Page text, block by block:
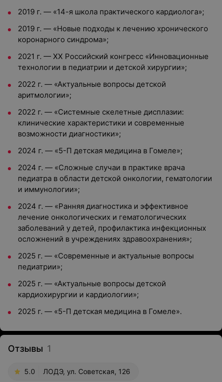
2019 г. — «14-я школа практического кардиолога»;
2019 г. — «Новые подходы к лечению хронического
коронарного синдрома»;
2021 г. — ХХ Российский конгресс «Инновационные
технологии в педиатрии и детской хирургии»;
2022 г. — «Актуальные вопросы детской
аритмологии»;
2022 г. — «Системные скелетные дисплазии:
клинические характеристики и современные
возможности диагностики»;
2024 г. — «5-П детская медицина в Гомеле»;
2024 г. — «Сложные случаи в практике врача
педиатра в области детской онкологии, гематологии
и иммунологии»;
2024 г. — «Ранняя диагностика и эффективное
лечение онкологических и гематологических
заболеваний у детей, профилактика инфекционных
осложнений в учреждениях здравоохранения»;
2025 г. — «Современные и актуальные вопросы
педиатрии»;
2025 г. — «Актуальные вопросы детской
кардиохирургии и кардиологии»;
2025 г. — «5-П детская медицина в Гомеле».
Отзывы 1
5.0 ЛОДЭ, ул. Советская, 126